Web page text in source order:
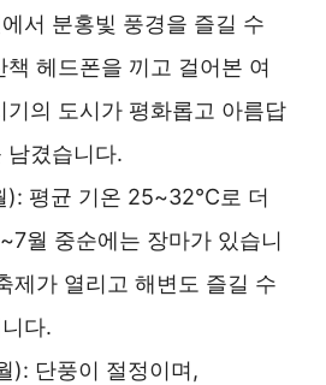
서 분홍빛 풍경을 즐길 수
책 헤드폰을 끼고 걸어본 여
기의 도시가 평화롭고 아름답
남겼습니다.
평균 기온 25~32°C로 더
월 중순에는 장마가 있습니
제가 열리고 해변도 즐길 수
다.
): 단풍이 절정이며,